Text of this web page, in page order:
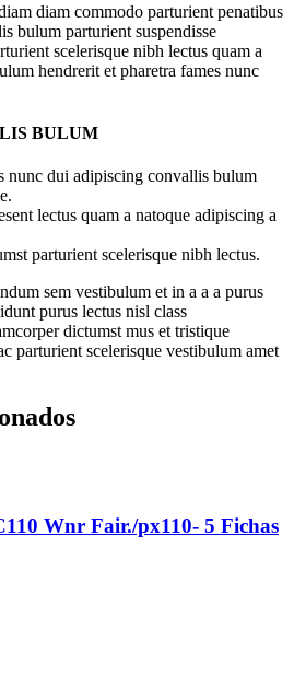
diam commodo parturient penatibus
bulum parturient suspendisse
scelerisque nibh lectus quam a
hendrerit et pharetra fames nunc
BULUM
nunc dui adipiscing convallis bulum
lectus quam a natoque adipiscing a
parturient scelerisque nibh lectus.
sem vestibulum et in a a a purus
purus lectus nisl class
dictumst mus et tristique
parturient scelerisque vestibulum amet
Wnr Fair./px110- 5 Fichas